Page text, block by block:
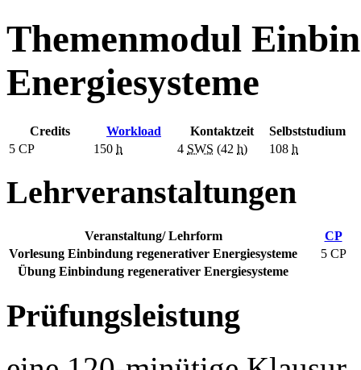
Themenmodul
Energiesysteme
Credits Workload Kontaktzeit
Selbststudium
5 CP 150 h 4 SWS (42 h) 108 h
Lehrveranstaltungen
Veranstaltung/ Lehrform
CP
Vorlesung Einbindung regenerativer Energiesysteme
5 CP
Übung Einbindung regenerativer Energiesysteme
Prüfungsleistung